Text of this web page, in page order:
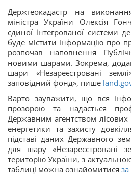
Держгеокадастр на
міністра України Олексія
єдиної інтегрованої системи
буде містити інформацію про
розпочав наповнення
новими шарами. Зокрема,
шари «Незареєстровані
заповідний фонд», пише
Варто зауважити, що вся
прозорою та надається
Державним агентством лісових
енергетики та захисту
підставі даних Державного
для шару «Незареєстровані
територію України, з
таблиці можна ознайомитися